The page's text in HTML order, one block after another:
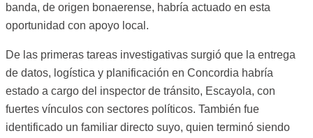
banda, de origen bonaerense, habría actuado en esta
oportunidad con apoyo local.
De las primeras tareas investigativas surgió que la entrega
de datos, logística y planificación en Concordia habría
estado a cargo del inspector de tránsito, Escayola, con
fuertes vínculos con sectores políticos. También fue
identificado un familiar directo suyo, quien terminó siendo